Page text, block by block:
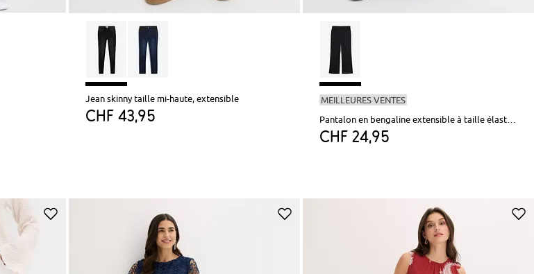
Jean skinny taille mi-haute, extensible
CHF 43,95
MEILLEURES VENTES
CHF 24,95